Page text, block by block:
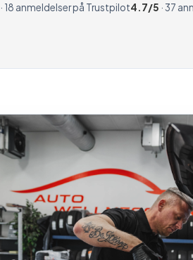
· 18 anmeldelser på Trustpilot4.7/5 · 37